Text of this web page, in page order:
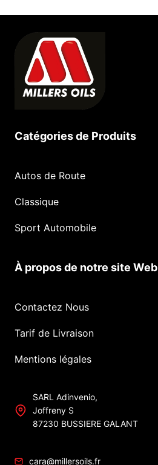
Catégories de Produits
Autos de Route
Classique
Sport Automobile
À propos de notre site Web
Contactez Nous
Tarif de Livraison
Mentions légales
SARL Adinvenio,
Joffreny S
87230 BUSSIERE GALANT
cara@millersoils.fr